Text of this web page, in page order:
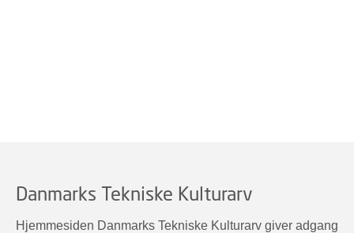
Danmarks Tekniske Kulturarv
Hjemmesiden Danmarks Tekniske Kulturarv giver adgang